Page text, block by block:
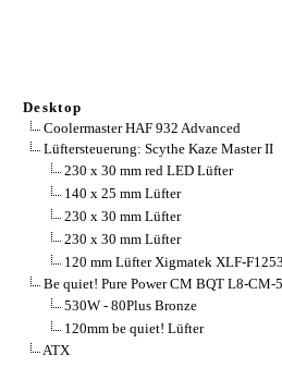
Desktop
Coolermaster HAF 932 Advanced
Lüftersteuerung: Scythe Kaze Master II
230 x 30 mm red LED Lüfter
140 x 25 mm Lüfter
230 x 30 mm Lüfter
230 x 30 mm Lüfter
120 mm Lüfter Xigmatek XLF-
Be quiet! Pure Power CM BQT L8-CM-
530W - 80Plus Bronze
120mm be quiet! Lüfter
ATX